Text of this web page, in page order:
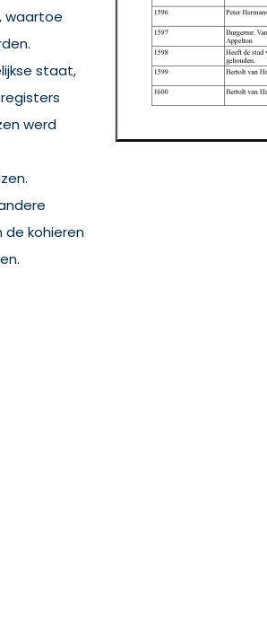
waartoe
staat,
werd
de kohieren